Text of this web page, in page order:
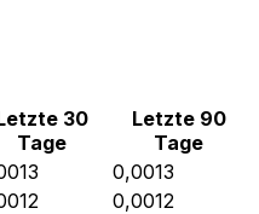
30
Tage
Letzte 90
Tage
0,0013
0,0012